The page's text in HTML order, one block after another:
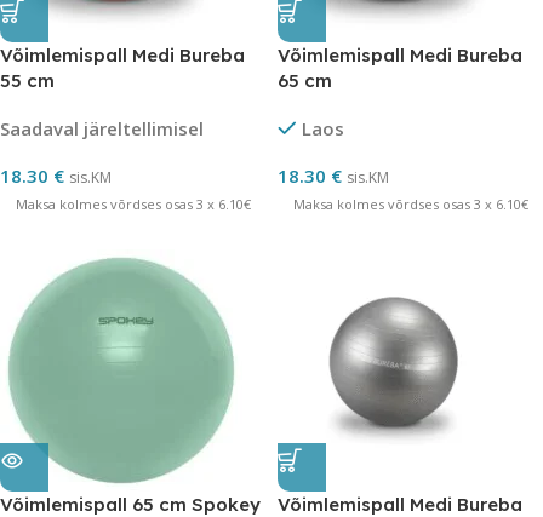
Võimlemispall Medi Bureba
55 cm
Saadaval järeltellimisel
18.30 € sis.KM
Maksa kolmes võrdses osas 3 x 6.10€
Võimlemispall Medi Bureba
65 cm
Laos
18.30 € sis.KM
Maksa kolmes võrdses osas 3 x 6.10€
Võimlemispall 65 cm Spokey
Võimlemispall Medi Bureba